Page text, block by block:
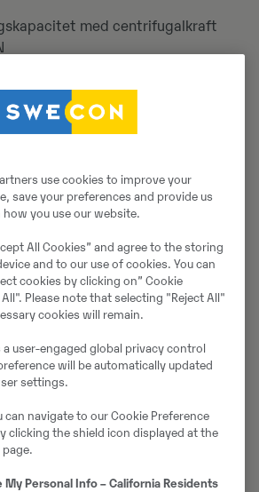
med centrifugalkraft
för bättre
för krävande
use cookies to improve your
save your preferences and provide us
you use our website.
All Cookies” and agree to the storing
and to our use of cookies. You can
cookies by clicking on” Cookie
Please note that selecting "Reject All"
cookies will remain.
user-engaged global privacy control
will be automatically updated
settings.
can navigate to our Cookie Preference
clicking the shield icon displayed at the
My Personal Info – California Residents